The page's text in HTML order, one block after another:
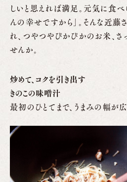
しいと思えれば満足。元気に食べ
んの幸せですから」。そんな近藤
れ、つやつやぴかぴかのお米、さ
せんか。
炒めて、コクを引き出す
きのこの味噌汁
最初のひとてまで、うまみの幅が広